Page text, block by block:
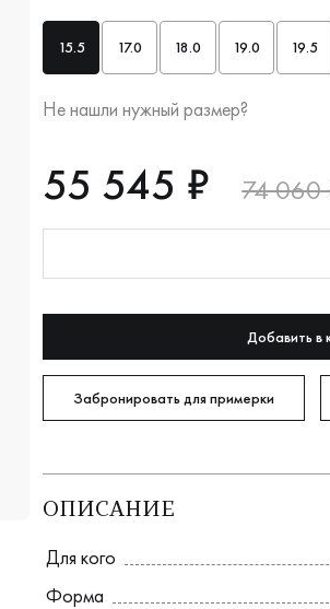
15.5 17.0 18.0 19.0 19.5
Не нашли нужный размер?
RUB
55545
55 545 ₽ 74 060
Добавить в
Забронировать для примерки
ОПИСАНИЕ
Для кого
Форма